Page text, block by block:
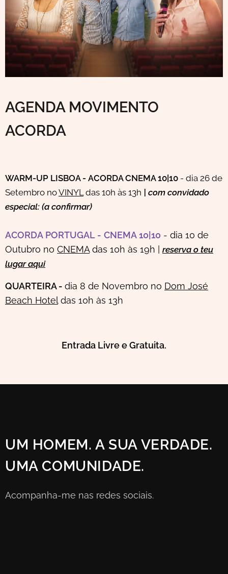
AGENDA MOVIMENTO
ACORDA
WARM-UP LISBOA - ACORDA CNEMA 10|10 - dia 26 de
Setembro noVINYLdas 10h às 13h
| com convidado
especial: (a confirmar)
ACORDA PORTUGAL - CNEMA10|10 - dia 10 de
Outubro no CNEMAdas 10h às 19h |
reserva o teu
lugar aqui
QUARTEIRA - dia 8 de Novembro no Dom José
Beach Hoteldas 10h às 13h
Entrada Livre e Gratuita.
UM HOMEM. A SUA VERDADE.
UMA COMUNIDADE.
Acompanha-me nas redes sociais.